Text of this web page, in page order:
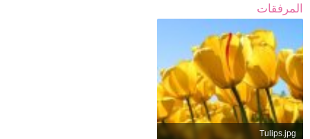
《♡》
أسأل الله تعالى أن تكونوا بخير أحبابي في لك
لن أنساكم أبداااااا
♡
المرفقات
Tulips.jpg